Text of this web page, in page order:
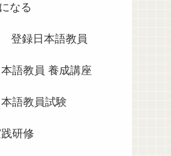
なる
登録日本語教員
語教員 養成講座
語教員試験
研修